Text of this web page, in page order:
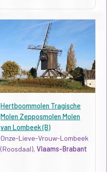
Hertboommolen Tragische
Molen Zepposmolen Molen
van Lombeek (B)
Onze-Lieve-Vrouw-Lombeek
(Roosdaal),Vlaams-Brabant